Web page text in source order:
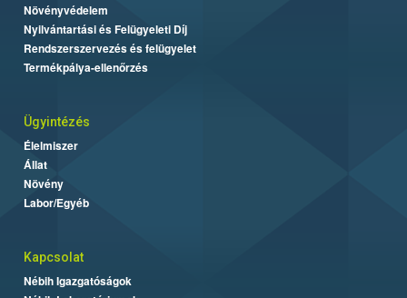
Növényvédelem
Nyilvántartási és Felügyeleti Díj
Rendszerszervezés és felügyelet
Termékpálya-ellenőrzés
Ügyintézés
Élelmiszer
Állat
Növény
Labor/Egyéb
Kapcsolat
Nébih Igazgatóságok